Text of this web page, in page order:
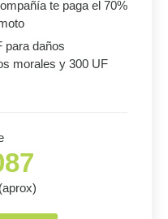
te paga el 70%
para daños
morales y 300 UF